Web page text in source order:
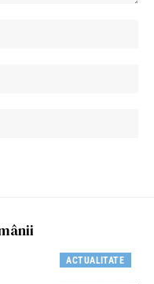
ACTUALITATE